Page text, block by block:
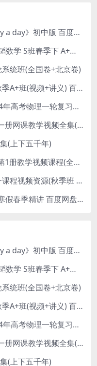
一天一个小故事《one story a day》初中版 百度网盘分享下载
初中数学 2024初一数学 朱韬数学 S班春季下 A+班春季下 百度云网盘
统班(全国卷+北京卷)
杨萌物理2023初三物理上秋季A+班(视频+讲义) 百度网盘分享
2024赵玉峰高三物理课程24年高考物理一轮复习网课教程
沪科版(初三)九年级物理全一册网课教学视频全集(录播版 杜春雨 66讲)
(上下五千年)
[胡金铭 Diana]新概念英语第1册教学视频课程(全集 百度网盘下载)
2022赵礼显高一数学必修一课程视频资源(秋季班 含讲义)百度网盘云
胡源2024届高考数学二轮寒假春季精讲 百度网盘分享
一天一个小故事《one story a day》初中版 百度网盘分享下载
初中数学 2024初一数学 朱韬数学 S班春季下 A+班春季下 百度云网盘
统班(全国卷+北京卷)
杨萌物理2023初三物理上秋季A+班(视频+讲义) 百度网盘分享
2024赵玉峰高三物理课程24年高考物理一轮复习网课教程
沪科版(初三)九年级物理全一册网课教学视频全集(录播版 杜春雨 66讲)
(上下五千年)